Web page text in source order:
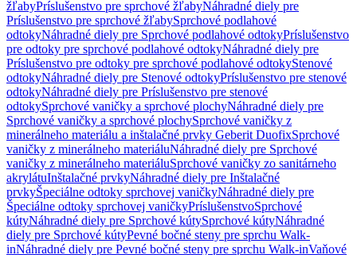
žľabyPríslušenstvo pre sprchové žľabyNáhradné diely pre
Príslušenstvo pre sprchové žľabySprchové podlahové
odtokyNáhradné diely pre Sprchové podlahové odtokyPríslušenstvo
pre odtoky pre sprchové podlahové odtokyNáhradné diely pre
Príslušenstvo pre odtoky pre sprchové podlahové odtokyStenové
odtokyNáhradné diely pre Stenové odtokyPríslušenstvo pre stenové
odtokyNáhradné diely pre Príslušenstvo pre stenové
odtokySprchové vaničky a sprchové plochyNáhradné diely pre
Sprchové vaničky a sprchové plochySprchové vaničky z
minerálneho materiálu a inštalačné prvky Geberit DuofixSprchové
vaničky z minerálneho materiáluNáhradné diely pre Sprchové
vaničky z minerálneho materiáluSprchové vaničky zo sanitárneho
akrylátuInštalačné prvkyNáhradné diely pre Inštalačné
prvkyŠpeciálne odtoky sprchovej vaničkyNáhradné diely pre
Špeciálne odtoky sprchovej vaničkyPríslušenstvoSprchové
kútyNáhradné diely pre Sprchové kútySprchové kútyNáhradné
diely pre Sprchové kútyPevné bočné steny pre sprchu Walk-
inNáhradné diely pre Pevné bočné steny pre sprchu Walk-inVaňové